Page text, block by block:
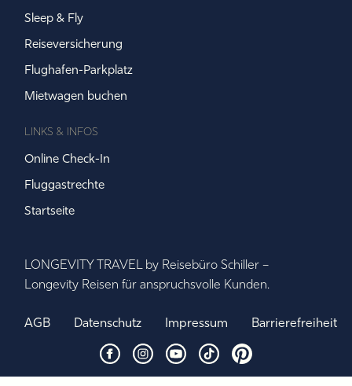
Sleep & Fly
Reiseversicherung
Flughafen-Parkplatz
Mietwagen buchen
LINKS & INFOS
Online Check-In
Fluggastrechte
Startseite
LONGEVITY TRAVEL by Reisebüro Schiller –
Longevity Reisen für anspruchsvolle Kunden.
AGB Datenschutz Impressum Barrierefreiheit